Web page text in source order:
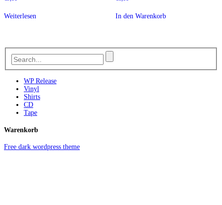
Weiterlesen In den Warenkorb
WP Release
Vinyl
Shirts
CD
Tape
Warenkorb
Free dark wordpress theme